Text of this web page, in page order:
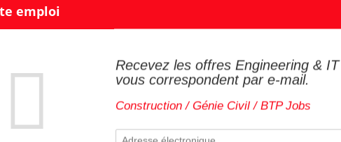
Recevez les offres Engineering &
vous correspondent par e-mail.
Construction / Génie Civil / BTP Jobs
Staff iOS Engineer – Social Mobile Apps
Paris 04.08.2026
unique algorith...
Aix-en-Provence 04.08.2026